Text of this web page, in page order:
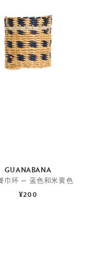
GUANABANA
巾环 — 蓝色和米黄色
¥200